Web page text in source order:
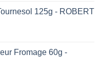
125g - ROBERT
Fromage 60g -